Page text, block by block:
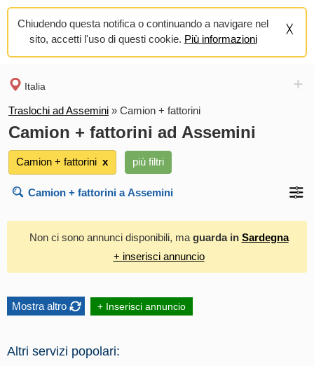
Chiudendo questa notifica o continuando a navigare nel
sito, accetti l'uso di questi cookie. Più informazioni
Italia +
Traslochi ad Assemini » Camion + fattorini
Camion + fattorini ad Assemini
Camion + fattorini х più filtri
Non ci sono annunci disponibili, ma guarda in Sardegna
+ inserisci annuncio
Mostra altro + Inserisci annuncio
Altri servizi popolari: